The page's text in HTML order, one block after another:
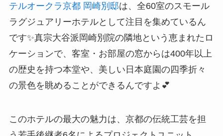
テルオークラ京都 岡崎別邸は、全60室のスモール
ラグジュアリーホテルとして注目を集めているん
です✨真宗大谷派岡崎別院の隣地という恵まれたロ
ケーションで、客室・お部屋の窓からは400年以上
の歴史を持つ本堂や、美しい日本庭園の四季折々
の景色を眺めることができるんですよ💕
このホテルの最大の魅力は、京都の伝統工芸を担